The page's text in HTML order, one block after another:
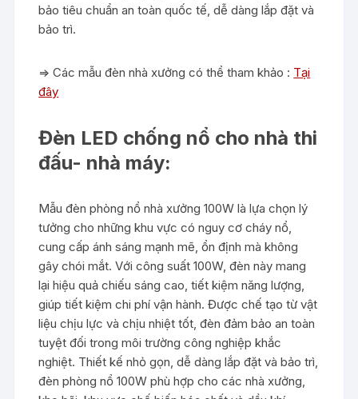
bảo tiêu chuẩn an toàn quốc tế, dễ dàng lắp đặt và
bảo trì.
=> Các mẫu đèn nhà xưởng có thể tham khảo : Tại
đây
Đèn LED chống nổ cho nhà thi
đấu- nhà máy:
Mẫu đèn phòng nổ nhà xưởng 100W là lựa chọn lý
tưởng cho những khu vực có nguy cơ cháy nổ,
cung cấp ánh sáng mạnh mẽ, ổn định mà không
gây chói mắt. Với công suất 100W, đèn này mang
lại hiệu quả chiếu sáng cao, tiết kiệm năng lượng,
giúp tiết kiệm chi phí vận hành. Được chế tạo từ vật
liệu chịu lực và chịu nhiệt tốt, đèn đảm bảo an toàn
tuyệt đối trong môi trường công nghiệp khắc
nghiệt. Thiết kế nhỏ gọn, dễ dàng lắp đặt và bảo trì,
đèn phòng nổ 100W phù hợp cho các nhà xưởng,